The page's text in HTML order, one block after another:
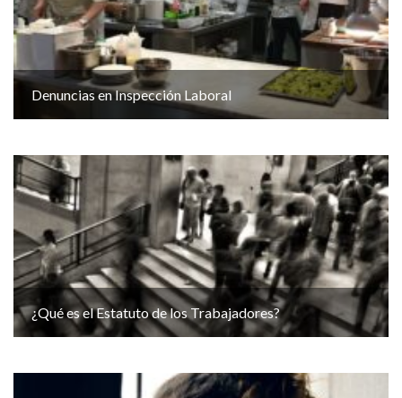
Denuncias en Inspección Laboral
¿Qué es el Estatuto de los Trabajadores?